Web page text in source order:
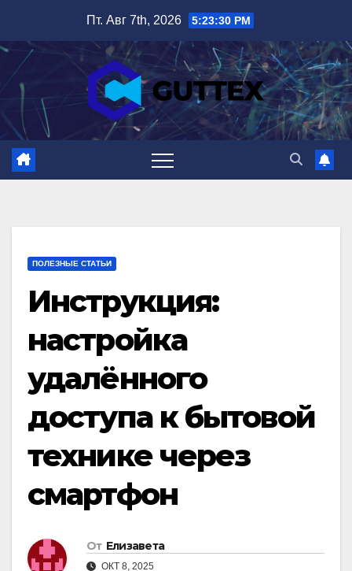
содержимому
Пт. Авг 7th, 2026 5:23:31 PM
ПОЛЕЗНЫЕ СТАТЬИ
Инструкция:
настройка
удалённого
доступа к бытовой
технике через
смартфон
От Елизавета
ОКТ 8, 2025